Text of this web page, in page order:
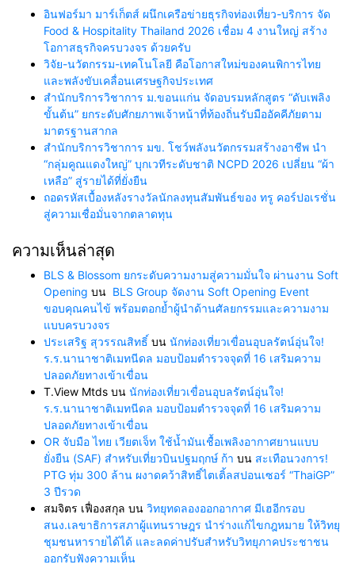
อินฟอร์มา มาร์เก็ตส์ ผนึกเครือข่ายธุรกิจท่องเที่ยว-บริการ จัด
Food & Hospitality Thailand 2026 เชื่อม 4 งานใหญ่ สร้าง
โอกาสธุรกิจครบวงจร ด้วยครับ
วิจัย-นวัตกรรม-เทคโนโลยี คือโอกาสใหม่ของคนพิการไทย
และพลังขับเคลื่อนเศรษฐกิจประเทศ
สำนักบริการวิชาการ ม.ขอนแก่น จัดอบรมหลักสูตร “ดับเพลิง
ขั้นต้น” ยกระดับศักยภาพเจ้าหน้าที่ท้องถิ่นรับมืออัคคีภัยตาม
มาตรฐานสากล
สำนักบริการวิชาการ มข. โชว์พลังนวัตกรรมสร้างอาชีพ นำ
“กลุ่มคูณแดงใหญ่” บุกเวทีระดับชาติ NCPD 2026 เปลี่ยน “ผ้า
เหลือ” สู่รายได้ที่ยั่งยืน
ถอดรหัสเบื้องหลังรางวัลนักลงทุนสัมพันธ์ของ ทรู คอร์ปอเรชั่น
สู่ความเชื่อมั่นจากตลาดทุน
ความเห็นล่าสุด
BLS & Blossom ยกระดับความงามสู่ความมั่นใจ ผ่านงาน Soft
Opening บน BLS Group จัดงาน Soft Opening Event
ขอบคุณคนไข้ พร้อมตอกย้ำผู้นำด้านศัลยกรรมและความงาม
แบบครบวงจร
ประเสริฐ สุวรรณสิทธิ์ บน นักท่องเที่ยวเขื่อนอุบลรัตน์อุ่นใจ!
ร.ร.นานาชาติเมทนีดล มอบป้อมตำรวจจุดที่ 16 เสริมความ
ปลอดภัยทางเข้าเขื่อน
T.View Mtds บน นักท่องเที่ยวเขื่อนอุบลรัตน์อุ่นใจ!
ร.ร.นานาชาติเมทนีดล มอบป้อมตำรวจจุดที่ 16 เสริมความ
ปลอดภัยทางเข้าเขื่อน
OR จับมือ ไทย เวียตเจ็ท ใช้น้ำมันเชื้อเพลิงอากาศยานแบบ
ยั่งยืน (SAF) สำหรับเที่ยวบินปฐมฤกษ์ ก้า บน สะเทือนวงการ!
PTG ทุ่ม 300 ล้าน ผงาดคว้าสิทธิ์ไตเติ้ลสปอนเซอร์ “ThaiGP”
3 ปีรวด
สมจิตร เฟื่องสกุล บน วิทยุทดลองออกอากาศ มีเฮอีกรอบ
สนง.เลขาธิการสภาผู้แทนราษฎร นำร่างแก้ไขกฎหมาย ให้วิทยุ
ชุมชนหารายได้ได้ และลดค่าปรับสำหรับวิทยุภาคประชาชน
ออกรับฟังความเห็น